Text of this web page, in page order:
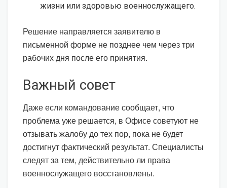
жизни или здоровью военнослужащего.
Решение направляется заявителю в
письменной форме не позднее чем через три
рабочих дня после его принятия.
Важный совет
Даже если командование сообщает, что
проблема уже решается, в Офисе советуют не
отзывать жалобу до тех пор, пока не будет
достигнут фактический результат. Специалисты
следят за тем, действительно ли права
военнослужащего восстановлены.